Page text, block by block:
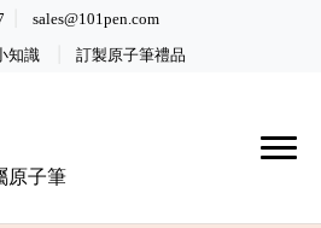
sales@101pen.com
知識 訂製原子筆禮品
原子筆